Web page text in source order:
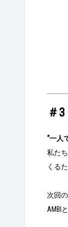
＃
“一人
私た
くる
次回
AMBI